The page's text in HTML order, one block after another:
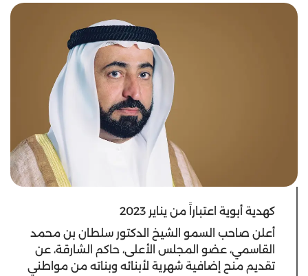
كهدية أبوية اعتباراً من يناير 2023
أعلن صاحب السمو الشيخ الدكتور سلطان بن محمد
القاسمي، عضو المجلس الأعلى، حاكم الشارقة، عن
تقديم منح إضافية شهرية لأبنائه وبناته من مواطني